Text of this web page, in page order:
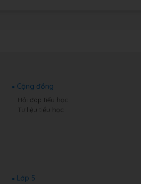
Cộng đồng
Hỏi đáp tiểu học
Tư liệu tiểu học
Lớp 5